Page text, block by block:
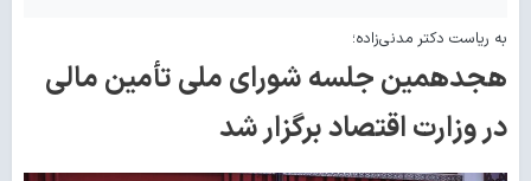
به ریاست دکتر مدنی‌زاده؛
هجدهمین جلسه شورای ملی تأمین مالی
در وزارت اقتصاد برگزار شد